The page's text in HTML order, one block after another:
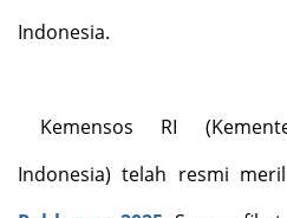
Indonesia.
Kemensos RI
Indonesia) telah resmi